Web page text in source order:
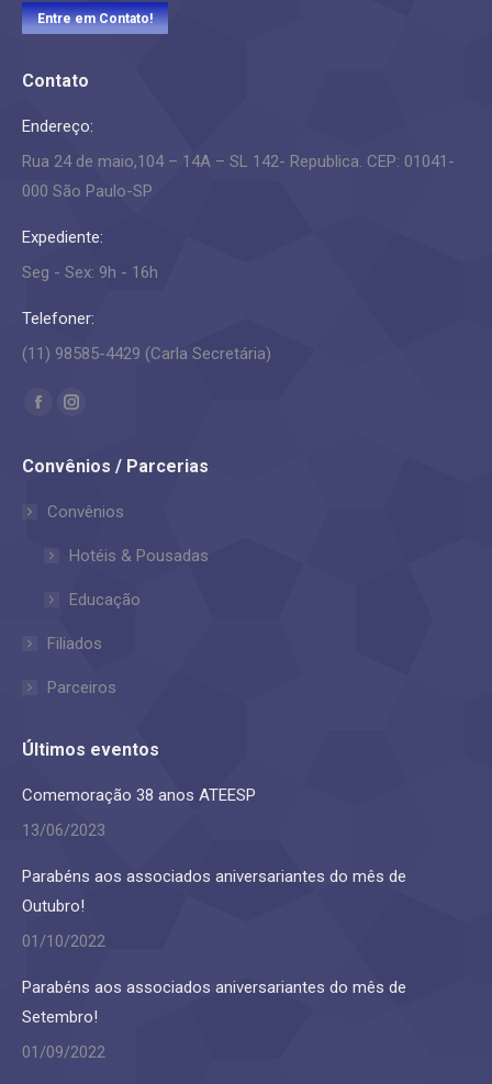
Entre em Contato!
Contato
Endereço:
Rua 24 de maio,104 – 14A – SL 142- Republica. CEP: 01041-
000 São Paulo-SP
Expediente:
Seg - Sex: 9h - 16h
Telefoner:
(11) 98585-4429 (Carla Secretária)
Encontre-nos em:
Facebook
opens
window
Instagram
opens
window
Convênios / Parcerias
Convênios
Hotéis & Pousadas
Educação
Filiados
Parceiros
Últimos eventos
Comemoração 38 anos ATEESP
13/06/2023
Parabéns aos associados aniversariantes do mês de
Outubro!
01/10/2022
Parabéns aos associados aniversariantes do mês de
Setembro!
01/09/2022